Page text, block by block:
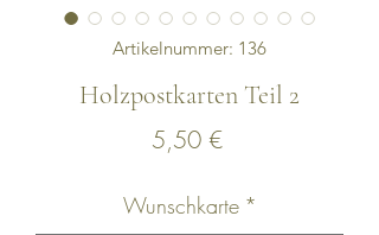
Artikelnummer: 136
Holzpostkarten Teil 2
5,50 €Preis
Wunschkarte *